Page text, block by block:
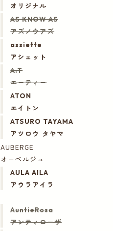
オリジナル
AS KNOW AS
アズノウアズ
assiette
アシェット
A.T
エーティー
ATON
エイトン
ATSURO TAYAMA
アツロウ タヤマ
AUBERGE
オーベルジュ
AULA AILA
アウラアイラ
AuntieRosa
アンティローザ